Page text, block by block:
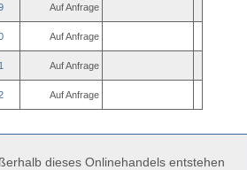
Auf Anfrage
Auf Anfrage
Auf Anfrage
Auf Anfrage
dieses Onlinehandels entstehen